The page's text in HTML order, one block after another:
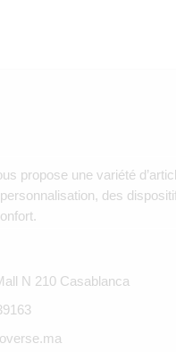
propose une variété
des
N 210 Casablanca